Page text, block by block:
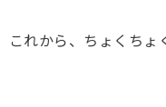
これから、ちょくちょ